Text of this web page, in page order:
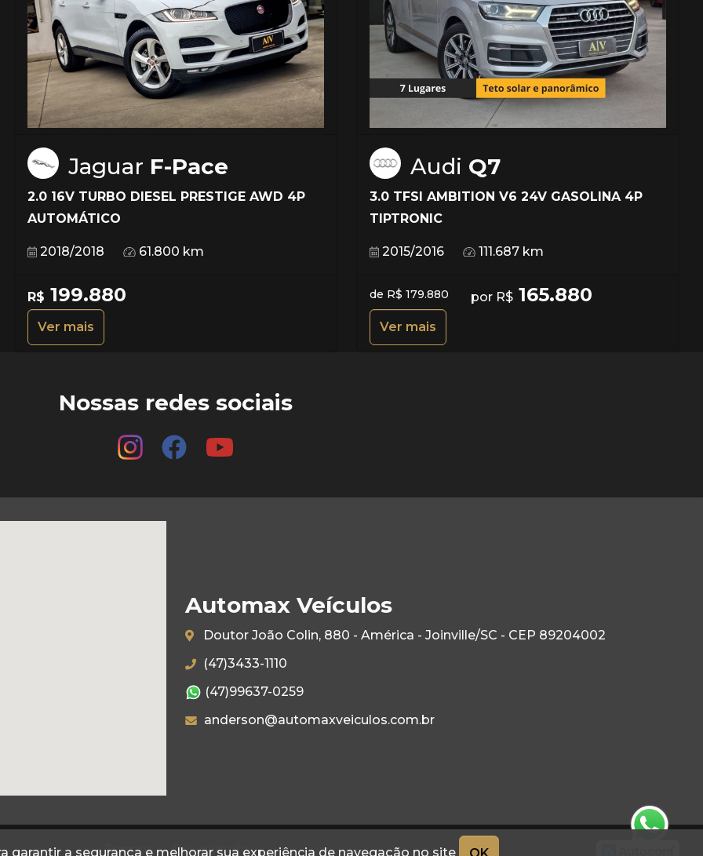
garantir a segurança e melhorar sua experiência de navegação no site
Jaguar F-Pace
2.0 16V TURBO DIESEL PRESTIGE AWD 4P
AUTOMÁTICO
2018/2018 61.800 km
R$ 199.880
Ver mais
Audi Q7
3.0 TFSI AMBITION V6 24V GASOLINA 4P
TIPTRONIC
2015/2016 111.687 km
de R$ 179.880 por R$ 165.880
Ver mais
Nossas redes sociais
Automax Veículos
Doutor João Colin, 880 - América - Joinville/SC - CEP 89204002
(47)3433-1110
(47)99637-0259
anderson@automaxveiculos.com.br
Termos Privacidade